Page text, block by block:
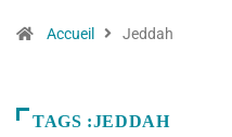
Accueil Jeddah
TAGS :JEDDAH